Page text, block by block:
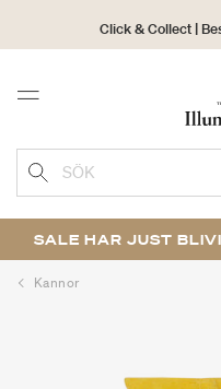
Click & Collect |
30
Menu
SÖK
SALE HAR JUST
Kannor